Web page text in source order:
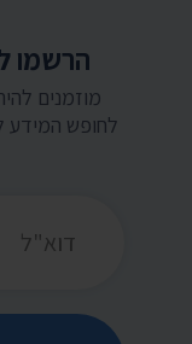
הרשמו
מוזמנים
לחופש המידע